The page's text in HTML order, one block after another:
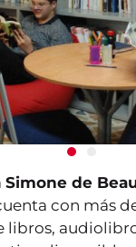
Simone de
con más
libros,